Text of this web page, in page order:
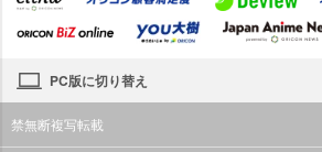
PC版に切り替え
禁無断複写転載